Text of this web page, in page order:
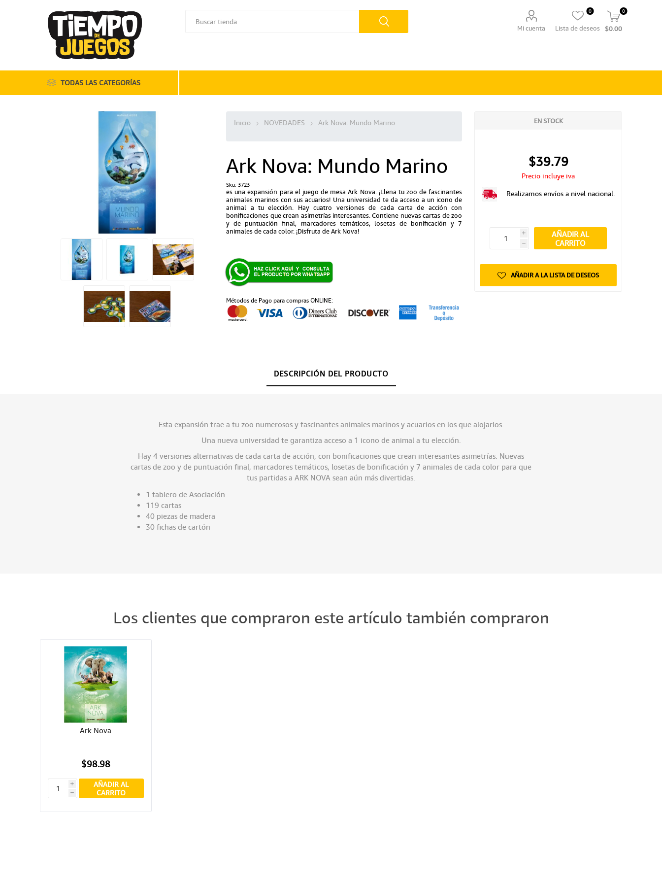
Mi cuenta Lista de deseos
0 0
$0.00
TODAS LAS CATEGORÍAS
Inicio NOVEDADES Ark Nova: Mundo Marino
Ark Nova: Mundo Marino
Sku: 3723
es una expansión para el juego de mesa Ark Nova. ¡Llena tu zoo de fascinantes
animales marinos con sus acuarios! Una universidad te da acceso a un icono de
animal a tu elección. Hay cuatro versiones de cada carta de acción con
bonificaciones que crean asimetrías interesantes. Contiene nuevas cartas de zoo
y de puntuación final, marcadores temáticos, losetas de bonificación y 7
animales de cada color. ¡Disfruta de Ark Nova!
EN STOCK
$39.79
Precio incluye iva
Realizamos envíos a nivel nacional.
i
h
AÑADIR AL
CARRITO
AÑADIR A LA LISTA DE DESEOS
Métodos de Pago para compras ONLINE:
DESCRIPCIÓN DEL PRODUCTO
Esta expansión trae a tu zoo numerosos y fascinantes animales marinos y acuarios en los que alojarlos.
Una nueva universidad te garantiza acceso a 1 icono de animal a tu elección.
Hay 4 versiones alternativas de cada carta de acción, con bonificaciones que crean interesantes asimetrías. Nuevas
cartas de zoo y de puntuación final, marcadores temáticos, losetas de bonificación y 7 animales de cada color para que
tus partidas a ARK NOVA sean aún más divertidas.
1 tablero de Asociación
119 cartas
40 piezas de madera
30 fichas de cartón
Los clientes que compraron este artículo también compraron
Ark Nova
$98.98
i
h
AÑADIR AL
CARRITO